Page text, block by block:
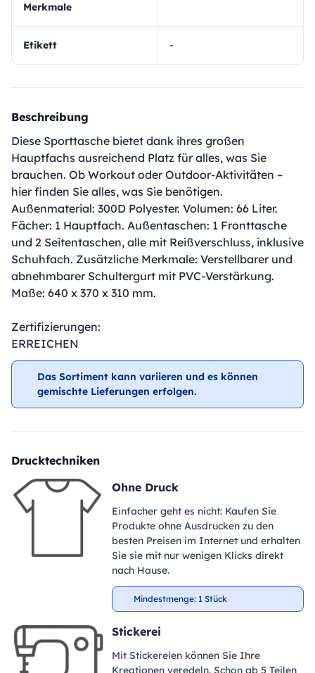
Merkmale
Etikett -
Beschreibung
Diese Sporttasche bietet dank ihres großen
Hauptfachs ausreichend Platz für alles, was Sie
brauchen. Ob Workout oder Outdoor-Aktivitäten –
hier finden Sie alles, was Sie benötigen.
Außenmaterial: 300D Polyester. Volumen: 66 Liter.
Fächer: 1 Hauptfach. Außentaschen: 1 Fronttasche
und 2 Seitentaschen, alle mit Reißverschluss, inklusive
Schuhfach. Zusätzliche Merkmale: Verstellbarer und
abnehmbarer Schultergurt mit PVC-Verstärkung.
Maße: 640 x 370 x 310 mm.
Zertifizierungen:
ERREICHEN
Das Sortiment kann variieren und es können
gemischte Lieferungen erfolgen.
Drucktechniken
Ohne Druck
Einfacher geht es nicht: Kaufen Sie
Produkte ohne Ausdrucken zu den
besten Preisen im Internet und erhalten
Sie sie mit nur wenigen Klicks direkt
nach Hause.
Mindestmenge: 1 Stück
Stickerei
Mit Stickereien können Sie Ihre
Kreationen veredeln. Schon ab 5 Teilen